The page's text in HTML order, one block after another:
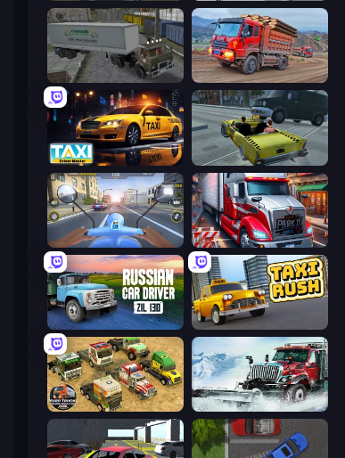
Russian Kamaz Truck Driver Cargo Truck Driver Simulator
Taxi Driver: Master Freak Taxi Simulator
Moto Racing Club Just Park It 12
Russian Car Driver ZIL 130 Taxi Rush
Euro Truck Driving Simulator 2025 Snow Plow Truck